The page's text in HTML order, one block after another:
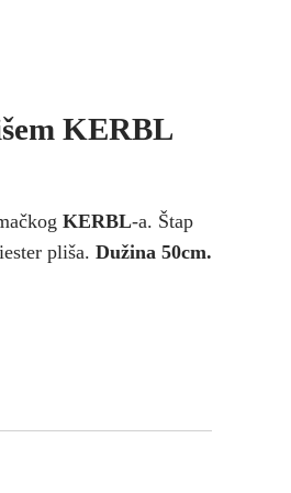
KERBL
KERBL-a. Štap
pliša. Dužina 50cm.